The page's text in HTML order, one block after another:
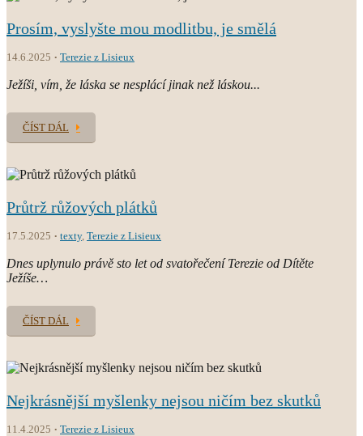
Prosím, vyslyšte mou modlitbu, je smělá
14.6.2025 Terezie z Lisieux
Ježíši, vím, že láska se nesplácí jinak než láskou...
ČÍST DÁL
Průtrž růžových plátků
17.5.2025 texty, Terezie z Lisieux
Dnes uplynulo právě sto let od svatořečení Terezie od Dítěte
Ježíše…
ČÍST DÁL
Nejkrásnější myšlenky nejsou ničím bez skutků
11.4.2025 Terezie z Lisieux